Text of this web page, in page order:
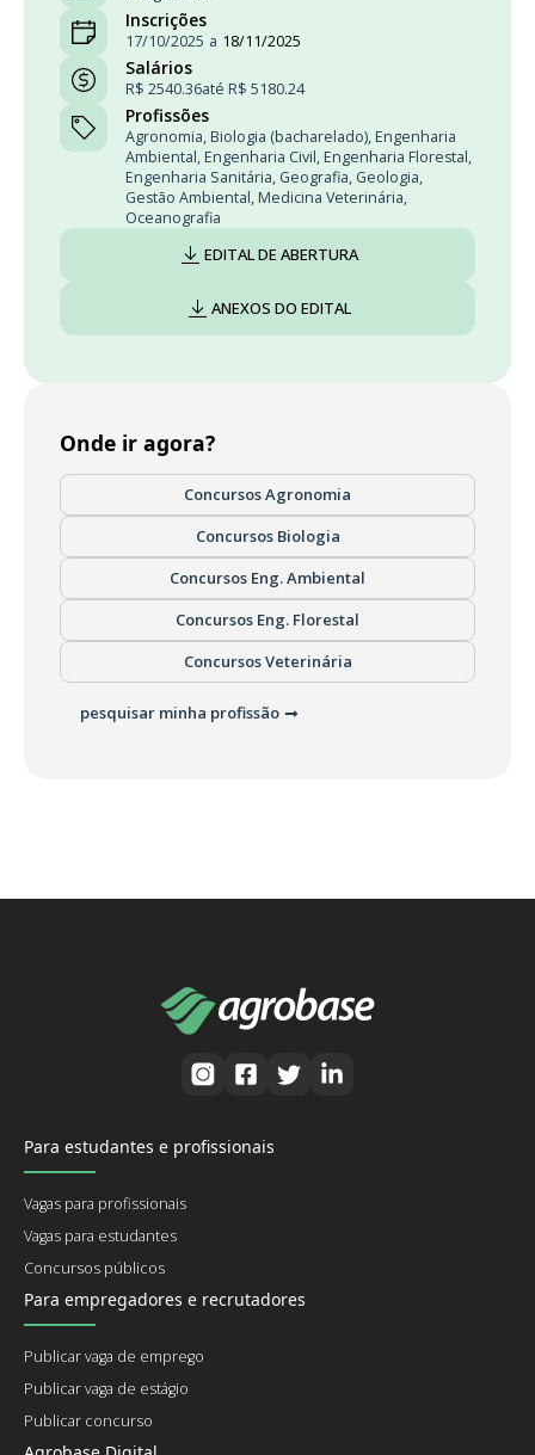
Inscrições
17/10/2025 a 18/11/2025
Salários
R$ 2540.36até R$ 5180.24
Profissões
Agronomia, Biologia (bacharelado), Engenharia
Ambiental, Engenharia Civil, Engenharia Florestal,
Engenharia Sanitária, Geografia, Geologia,
Gestão Ambiental, Medicina Veterinária,
Oceanografia
EDITAL DE ABERTURA
ANEXOS DO EDITAL
Onde ir agora?
Concursos Agronomia
Concursos Biologia
Concursos Eng. Ambiental
Concursos Eng. Florestal
Concursos Veterinária
pesquisar minha profissão
Para estudantes e profissionais
Vagas para profissionais
Vagas para estudantes
Concursos públicos
Para empregadores e recrutadores
Publicar vaga de emprego
Publicar vaga de estágio
Publicar concurso